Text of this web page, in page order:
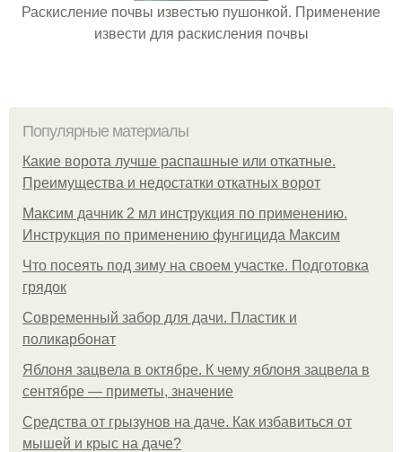
Раскисление почвы известью пушонкой. Применение
извести для раскисления почвы
Популярные материалы
Какие ворота лучше распашные или откатные.
Преимущества и недостатки откатных ворот
Максим дачник 2 мл инструкция по применению.
Инструкция по применению фунгицида Максим
Что посеять под зиму на своем участке. Подготовка
грядок
Современный забор для дачи. Пластик и
поликарбонат
Яблоня зацвела в октябре. К чему яблоня зацвела в
сентябре — приметы, значение
Средства от грызунов на даче. Как избавиться от
мышей и крыс на даче?